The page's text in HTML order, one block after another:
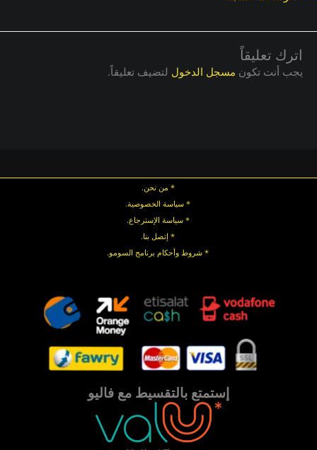
اترك تعليقاً
يجب أنت تكون مسجل الدخول لتضيف تعليقاً.
* من نحن.
* سياسة الخصوصية.
*سياسة الإسترجاع.
* إتصل بنا.
* شروط وأحكام برنامج السومو.
إستمتع بالتقسيط مع فاليو